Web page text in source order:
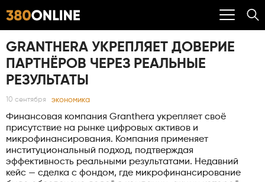
GRANTHERA УКРЕПЛЯЕТ ДОВЕРИЕ
ПАРТНЁРОВ ЧЕРЕЗ РЕАЛЬНЫЕ
РЕЗУЛЬТАТЫ
10 сентября экономика
Финансовая компания Granthera укрепляет своё
присутствие на рынке цифровых активов и
микрофинансирования. Компания применяет
институциональный подход, подтверждая
эффективность реальными результатами. Недавний
кейс — сделка с фондом, где микрофинансирование